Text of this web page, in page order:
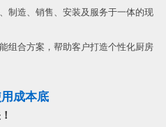
制造、销售、安装及服务于一体的现
组合方案，帮助客户打造个性化厨房
成本底